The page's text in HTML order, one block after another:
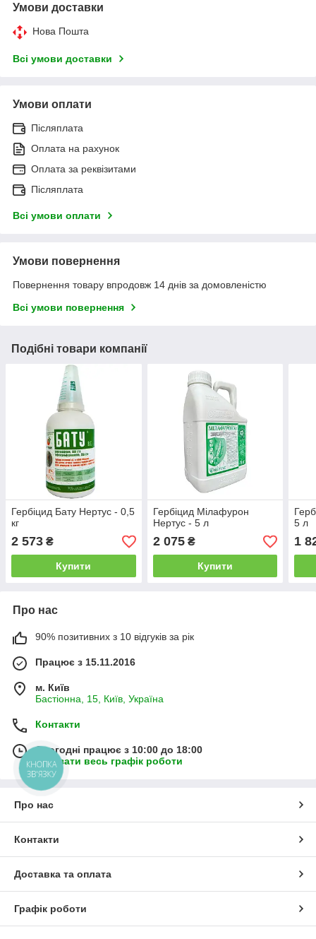
Умови доставки
Нова Пошта
Всі умови доставки
Умови оплати
Післяплата
Оплата на рахунок
Оплата за реквізитами
Післяплата
Всі умови оплати
Умови повернення
Повернення товару впродовж 14 днів за домовленістю
Всі умови повернення
Подібні товари компанії
Гербіцид Бату Нертус - 0,5
кг
2 573 ₴
Купити
Гербіцид Мілафурон
Нертус - 5 л
2 075₴
Купити
5 л
1
Про нас
90% позитивних з 10 відгуків за рік
Працює з 15.11.2016
м. Київ
Бастіонна, 15, Київ, Україна
Контакти
Сьогодні працює з 10:00 до 18:00
Показати весь графік роботи
Про нас
Контакти
Доставка та оплата
Графік роботи
КНОПКА
ЗВ'ЯЗКУ